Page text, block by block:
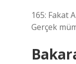
165: Fakat
Gerçek